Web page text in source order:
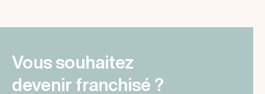
Vous souhaitez
devenir franchisé ?